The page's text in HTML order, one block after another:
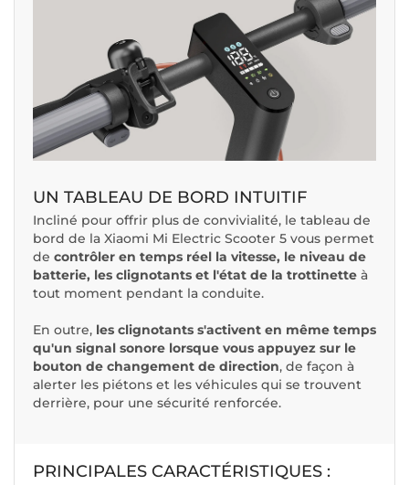
UN TABLEAU DE BORD INTUITIF
Incliné pour offrir plus de convivialité, le tableau de
bord de la Xiaomi Mi Electric Scooter 5 vous permet
de contrôler en temps réel la vitesse, le niveau de
batterie, les clignotants et l'état de la trottinette à
tout moment pendant la conduite.
En outre, les clignotants s'activent en même temps
qu'un signal sonore lorsque vous appuyez sur le
bouton de changement de direction, de façon à
alerter les piétons et les véhicules qui se trouvent
derrière, pour une sécurité renforcée.
PRINCIPALES CARACTÉRISTIQUES :